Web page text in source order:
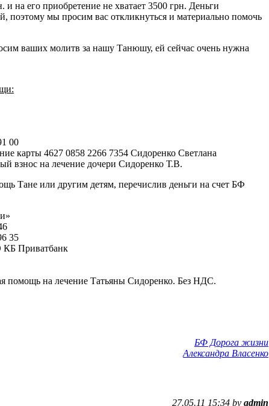
и на его приобретение не хватает 3500 грн. Деньги
поэтому мы просим вас откликнуться и материально помочь
ваших молитв за нашу Танюшу, ей сейчас очень нужна
00
карты 4627 0858 2266 7354 Сидоренко Светлана
взнос на лечение дочери Сидоренко Т.В.
Тане или другим детям, перечислив деньги на счет БФ
35
Приватбанк
помощь на лечение Татьяны Сидоренко. Без НДС.
БФ Дорога жизни
Александра Власенко
27.05.11 15:34 by admin